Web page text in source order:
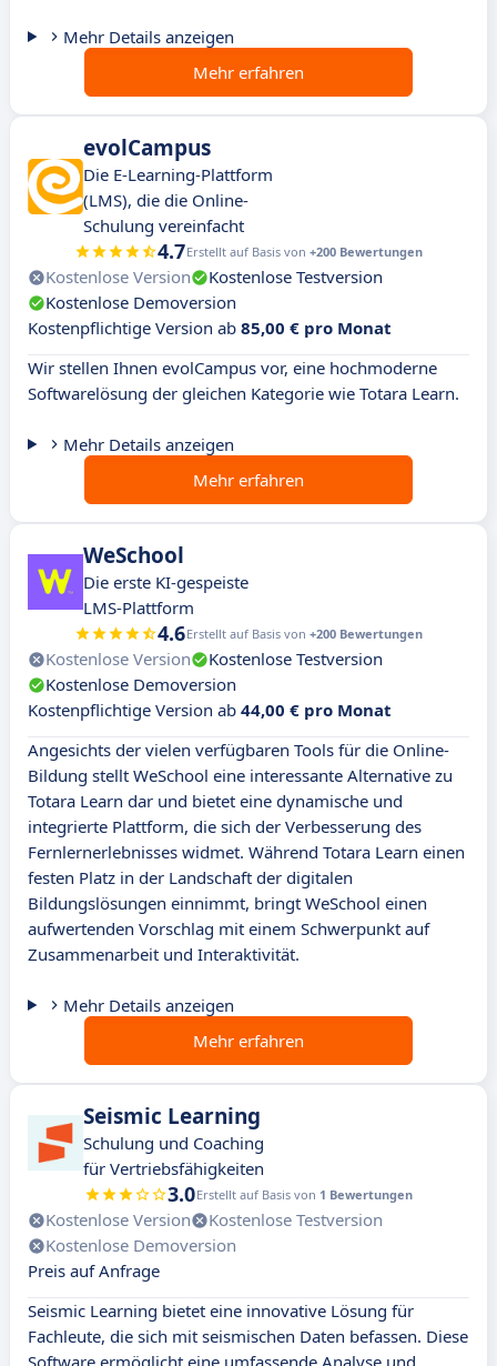
Mehr Details anzeigen
Mehr erfahren
evolCampus
Die E-Learning-Plattform
(LMS), die die Online-
Schulung vereinfacht
4.7Erstellt auf Basis von +200 Bewertungen
Kostenlose Version
Kostenlose Testversion
Kostenlose Demoversion
Kostenpflichtige Version ab 85,00 € pro Monat
Wir stellen Ihnen evolCampus vor, eine hochmoderne
Softwarelösung der gleichen Kategorie wie Totara Learn.
Mehr Details anzeigen
Mehr erfahren
WeSchool
Die erste KI-gespeiste
LMS-Plattform
4.6Erstellt auf Basis von +200 Bewertungen
Kostenlose Version
Kostenlose Testversion
Kostenlose Demoversion
Kostenpflichtige Version ab 44,00 € pro Monat
Angesichts der vielen verfügbaren Tools für die Online-
Bildung stellt WeSchool eine interessante Alternative zu
Totara Learn dar und bietet eine dynamische und
integrierte Plattform, die sich der Verbesserung des
Fernlernerlebnisses widmet. Während Totara Learn einen
festen Platz in der Landschaft der digitalen
Bildungslösungen einnimmt, bringt WeSchool einen
aufwertenden Vorschlag mit einem Schwerpunkt auf
Zusammenarbeit und Interaktivität.
Mehr Details anzeigen
Mehr erfahren
Seismic Learning
Schulung und Coaching
für Vertriebsfähigkeiten
3.0Erstellt auf Basis von 1 Bewertungen
Kostenlose Version
Kostenlose Testversion
Kostenlose Demoversion
Preis auf Anfrage
Seismic Learning bietet eine innovative Lösung für
Fachleute, die sich mit seismischen Daten befassen. Diese